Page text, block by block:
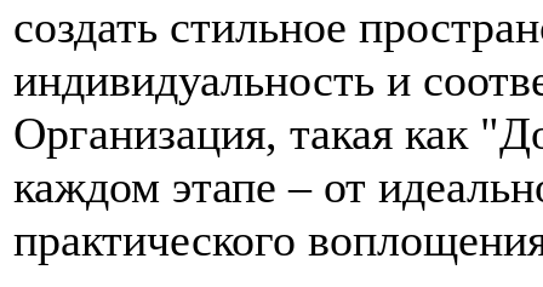
создать стильное
индивидуальность и
Организация, такая как
каждом этапе – от
практического